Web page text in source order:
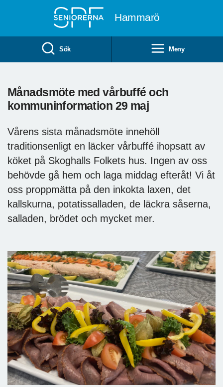
Hammarö
Sök Meny
Månadsmöte med vårbuffé och
kommuninformation 29 maj
Vårens sista månadsmöte innehöll
traditionsenligt en läcker vårbuffé ihopsatt av
köket på Skoghalls Folkets hus. Ingen av oss
behövde gå hem och laga middag efteråt! Vi åt
oss proppmätta på den inkokta laxen, det
kallskurna, potatissalladen, de läckra såserna,
salladen, brödet och mycket mer.